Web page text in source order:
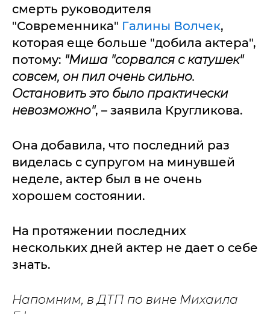
смерть руководителя
"Современника" Галины Волчек,
которая еще больше "добила актера",
потому: "Миша "сорвался с катушек"
совсем, он пил очень сильно.
Остановить это было практически
невозможно", – заявила Кругликова.
Она добавила, что последний раз
виделась с супругом на минувшей
неделе, актер был в не очень
хорошем состоянии.
На протяжении последних
нескольких дней актер не дает о себе
знать.
Напомним, в ДТП по вине Михаила